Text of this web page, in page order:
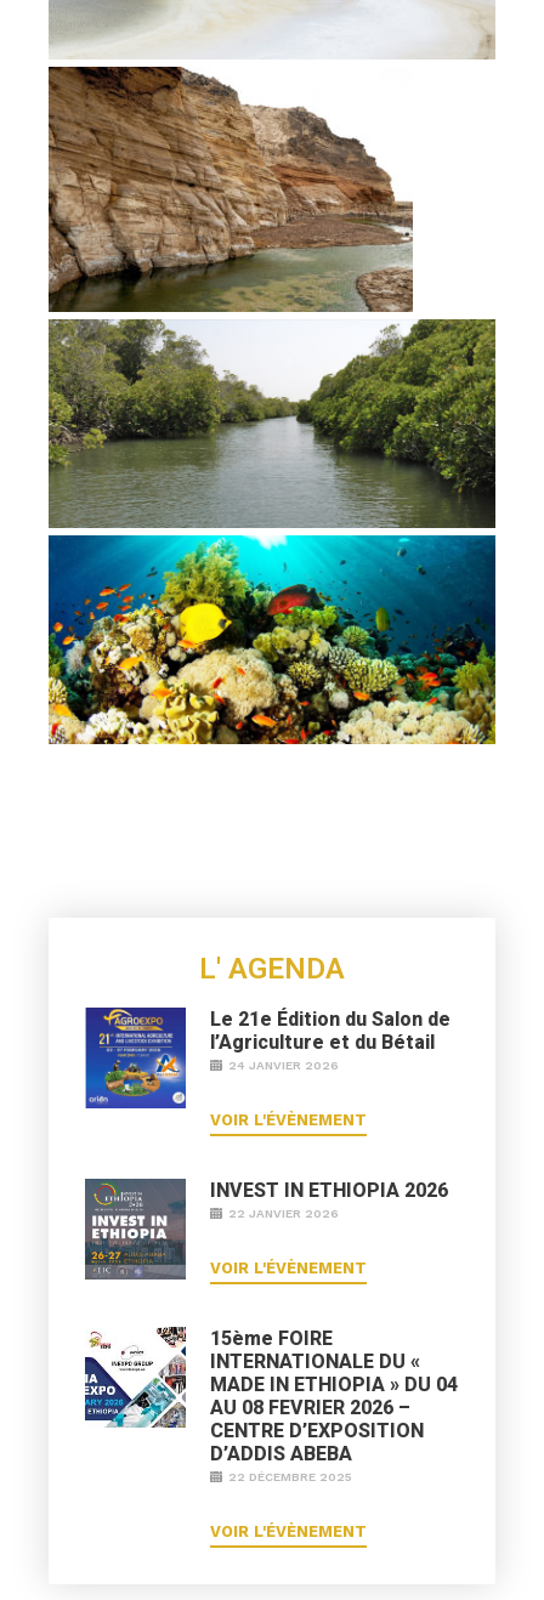
L' AGENDA
Le 21e Édition du Salon de
l’Agriculture et du Bétail
24 JANVIER 2026
VOIR L'ÉVÈNEMENT
INVEST IN ETHIOPIA 2026
22 JANVIER 2026
VOIR L'ÉVÈNEMENT
15ème FOIRE
INTERNATIONALE DU «
MADE IN ETHIOPIA » DU 04
AU 08 FEVRIER 2026 –
CENTRE D’EXPOSITION
D’ADDIS ABEBA
22 DÉCEMBRE 2025
VOIR L'ÉVÈNEMENT